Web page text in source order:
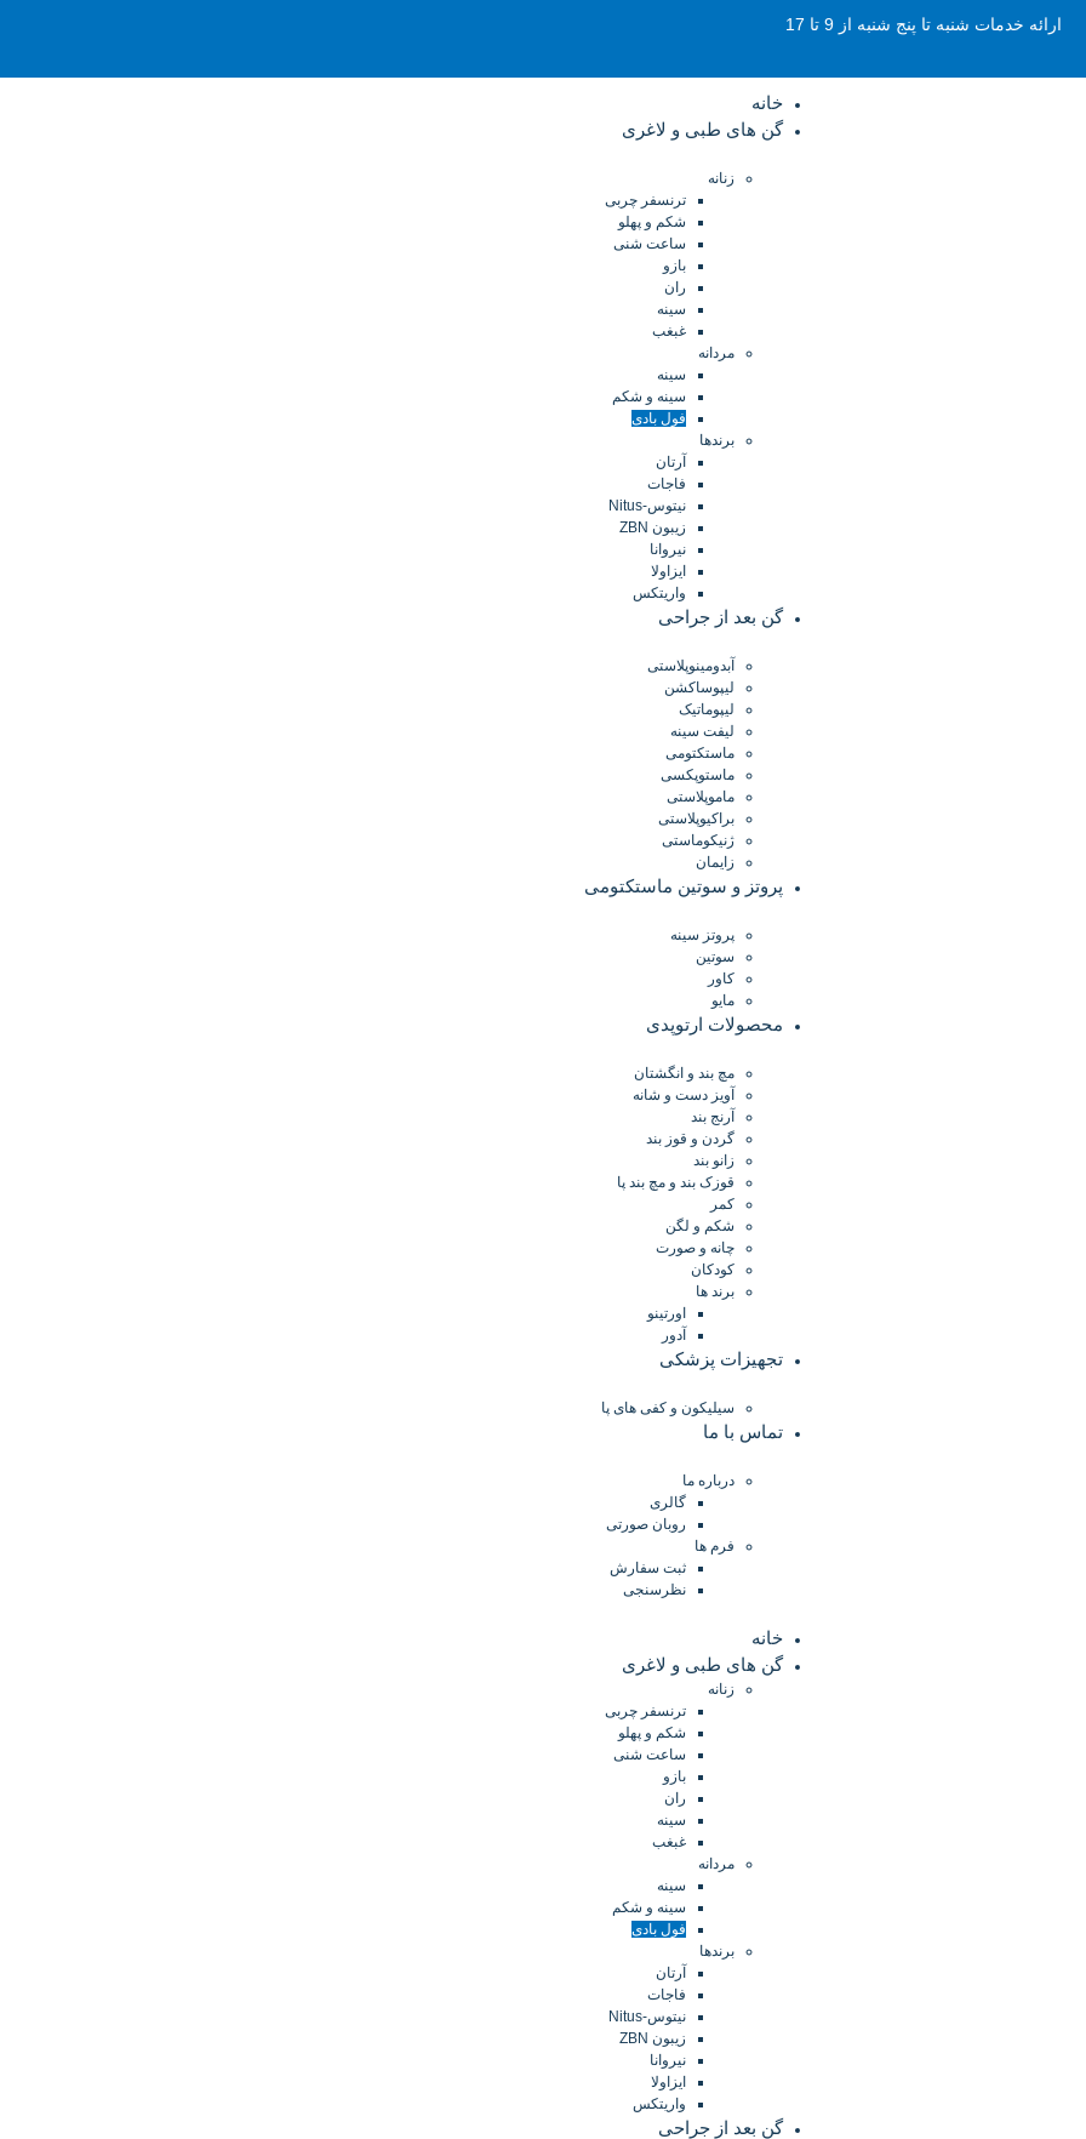
ارائه خدمات شنبه تا پنج شنبه از 9 تا 17
خانه
گن های طبی و لاغری
زنانه
ترنسفر چربی
شکم و پهلو
ساعت شنی
بازو
ران
سینه
غبغب
مردانه
سینه
سینه و شکم
فول بادی
برندها
آرتان
فاجات
نیتوس-Nitus
زیبون ZBN
نیروانا
ایزاولا
واریتکس
گن بعد از جراحی
آبدومینوپلاستی
لیپوساکشن
لیپوماتیک
لیفت سینه
ماستکتومی
ماستوپکسی
ماموپلاستی
براکیوپلاستی
ژنیکوماستی
زایمان
پروتز و سوتین ماستکتومی
پروتز سینه
سوتین
کاور
مایو
محصولات ارتوپدی
مچ بند و انگشتان
آویز دست و شانه
آرنج بند
گردن و قوز بند
زانو بند
قوزک بند و مچ بند پا
کمر
شکم و لگن
چانه و صورت
کودکان
برند ها
اورتینو
آدور
تجهیزات پزشکی
سیلیکون و کفی های پا
تماس با ما
درباره ما
گالری
روبان صورتی
فرم ها
ثبت سفارش
نظرسنجی
خانه
گن های طبی و لاغری
زنانه
ترنسفر چربی
شکم و پهلو
ساعت شنی
بازو
ران
سینه
غبغب
مردانه
سینه
سینه و شکم
فول بادی
برندها
آرتان
فاجات
نیتوس-Nitus
زیبون ZBN
نیروانا
ایزاولا
واریتکس
گن بعد از جراحی